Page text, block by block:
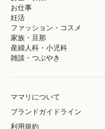
お仕事
妊活
ファッション・コスメ
家族・旦那
産婦人科・小児科
雑談・つぶやき
ママリについて
ブランドガイドライン
利用規約